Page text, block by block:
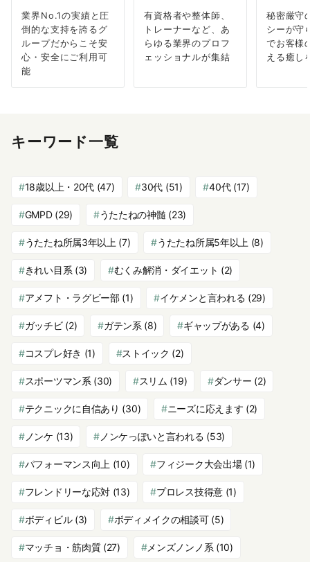
業界No.1の実績と圧
倒的な支持を誇るグ
ループだからこそ安
心・安全にご利用可
能
有資格者や整体師、
トレーナーなど、あ
らゆる業界のプロフ
ェッショナルが集結
秘密厳守
シーが守
でお客様
える癒し
キーワード一覧
18歳以上・20代 (47) 30代 (51) 40代(17)
GMPD(29) うたたねの神髄 (23)
うたたね所属3年以上 (7) うたたね所属5年以上 (8)
きれい目系 (3) むくみ解消・ダイエット (2)
アメフト・ラグビー部(1) イケメンと言われる (29)
ガッチビ(2) ガテン系 (8) ギャップがある (4)
コスプレ好き (1) ストイック (2)
スポーツマン系 (30) スリム (19) ダンサー (2)
テクニックに自信あり (30) ニーズに応えます (2)
ノンケ (13) ノンケっぽいと言われる (53)
パフォーマンス向上 (10) フィジーク大会出場(1)
フレンドリーな応対 (13) プロレス技得意(1)
ボディビル(3) ボディメイクの相談可(5)
マッチョ・筋肉質(27) メンズノンノ系 (10)